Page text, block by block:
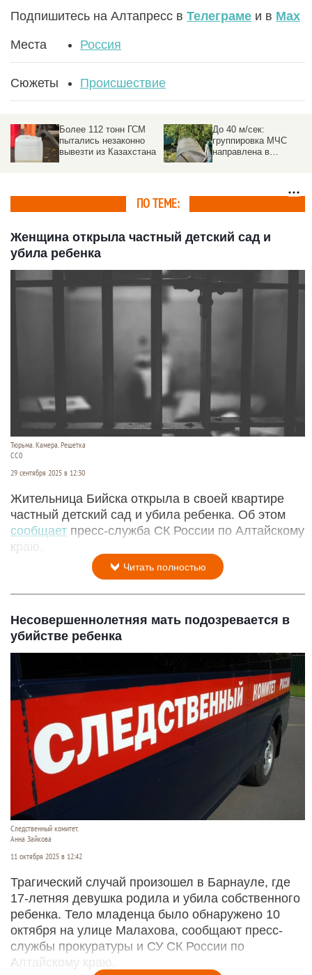
Подпишитесь на Алтапресс в Телеграме и в Max
Места Россия
Сюжеты Происшествие
Более 112 тонн ГСМ
пытались незаконно
вывезти из Казахстана
До 40 м/сек:
группировка МЧС
направлена в
ПО ТЕМЕ:
Женщина открыла частный детский сад и
убила ребенка
Тюрьма. Камера. Решетка
СС0
29 сентября 2025 в 12:30
Жительница Бийска открыла в своей квартире
частный детский сад и убила ребенка. Об этом
сообщает пресс-служба СК России по Алтайскому
краю.
Читать полностью
Несовершеннолетняя мать подозревается в
убийстве ребенка
Следственный комитет.
Анна Зайкова
11 октября 2025 в 12:42
Трагический случай произошел в Барнауле, где
17-летняя девушка родила и убила собственного
ребенка. Тело младенца было обнаружено 10
октября на улице Малахова, сообщают пресс-
службы прокуратуры и СУ СК России по
Алтайскому краю.